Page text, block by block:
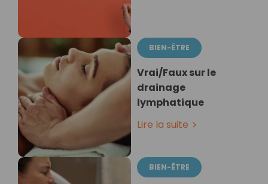
BIEN-ÊTRE
Vrai/Faux sur le
drainage
lymphatique
Lire la suite
BIEN-ÊTRE